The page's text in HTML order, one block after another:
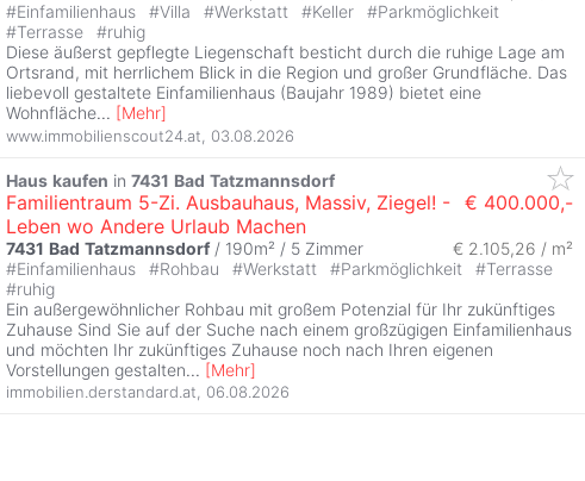
#Einfamilienhaus #Villa #Werkstatt #Keller #Parkmöglichkeit
#Terrasse #ruhig
Diese äußerst gepflegte Liegenschaft besticht durch die ruhige Lage am
Ortsrand, mit herrlichem Blick in die Region und großer Grundfläche. Das
liebevoll gestaltete Einfamilienhaus (Baujahr 1989) bietet eine
Wohnfläche... [Mehr]
www.immobilienscout24.at 03.08.2026
Haus kaufen in 7431 Bad Tatzmannsdorf
Familientraum 5-Zi. Ausbauhaus, Massiv, Ziegel! -
Leben wo Andere Urlaub Machen
€ 400.000,-
7431 Bad Tatzmannsdorf / 190m² / 5 Zimmer € 2.105,26 / m²
#Einfamilienhaus #Rohbau #Werkstatt #Parkmöglichkeit #Terrasse
#ruhig
Ein außergewöhnlicher Rohbau mit großem Potenzial für Ihr zukünftiges
Zuhause Sind Sie auf der Suche nach einem großzügigen Einfamilienhaus
und möchten Ihr zukünftiges Zuhause noch nach Ihren eigenen
Vorstellungen gestalten... [Mehr]
immobilien.derstandard.at, 06.08.2026